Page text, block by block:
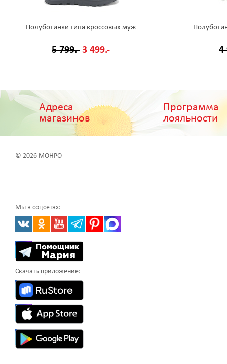
Полуботинки типа кроссовых муж
5 799.- 3 499.- 4
Адреса
магазинов
Программа
лояльности
© 2026 МОНРО
Мы в соцсетях:
Скачать приложение: